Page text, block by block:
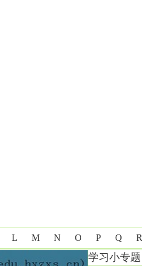
L M N O P Q R
学习小专题